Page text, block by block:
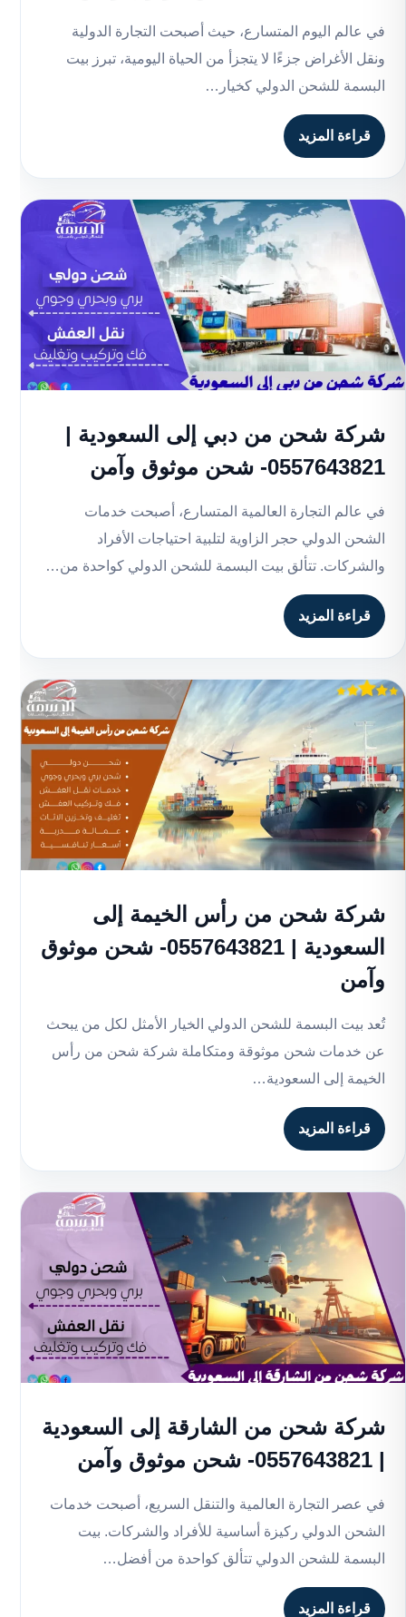
في عالم اليوم المتسارع، حيث أصبحت التجارة الدولية
ونقل الأغراض جزءًا لا يتجزأ من الحياة اليومية، تبرز بيت
البسمة للشحن الدولي كخيار…
قراءة المزيد
شركة شحن من دبي إلى السعودية |
0557643821- شحن موثوق وآمن
في عالم التجارة العالمية المتسارع، أصبحت خدمات
الشحن الدولي حجر الزاوية لتلبية احتياجات الأفراد
والشركات. تتألق بيت البسمة للشحن الدولي كواحدة من…
قراءة المزيد
شركة شحن من رأس الخيمة إلى
السعودية | 0557643821- شحن موثوق
وآمن
تُعد بيت البسمة للشحن الدولي الخيار الأمثل لكل من يبحث
عن خدمات شحن موثوقة ومتكاملة شركة شحن من رأس
الخيمة إلى السعودية…
قراءة المزيد
شركة شحن من الشارقة إلى السعودية
| 0557643821- شحن موثوق وآمن
في عصر التجارة العالمية والتنقل السريع، أصبحت خدمات
الشحن الدولي ركيزة أساسية للأفراد والشركات. بيت
البسمة للشحن الدولي تتألق كواحدة من أفضل…
قراءة المزيد